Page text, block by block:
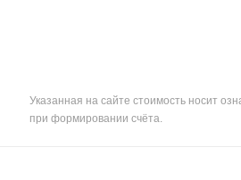
Указанная на сайте стоимость носит
при формировании счёта.